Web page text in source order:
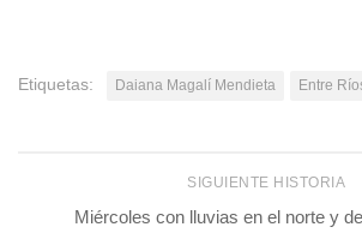
Etiquetas: Daiana Magalí Mendieta Entre
SIGUIENTE HISTORIA
Miércoles con lluvias en el norte y